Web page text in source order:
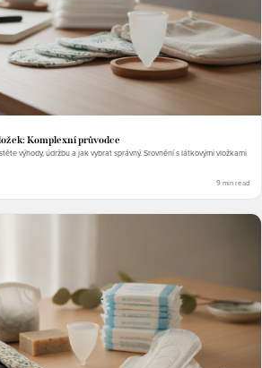
Komplexní průvodce
výhody, údržbu a jak vybrat správný. Srovnění s látkovými vložkami
9 min read